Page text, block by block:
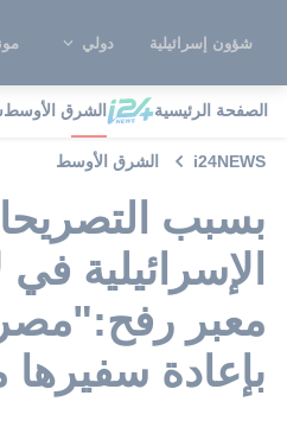
شؤون إسرائيلية دولي
الصفحة الرئيسية الشرق الأوسط
i24NEWS الشرق الأوسط
بسبب
الإسرائيلية
معبر
بإعادة